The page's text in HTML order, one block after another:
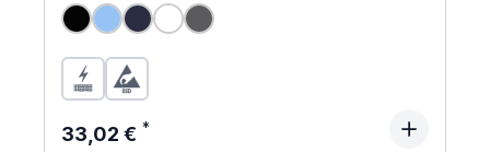
Regulärer Preis:
33,02 €